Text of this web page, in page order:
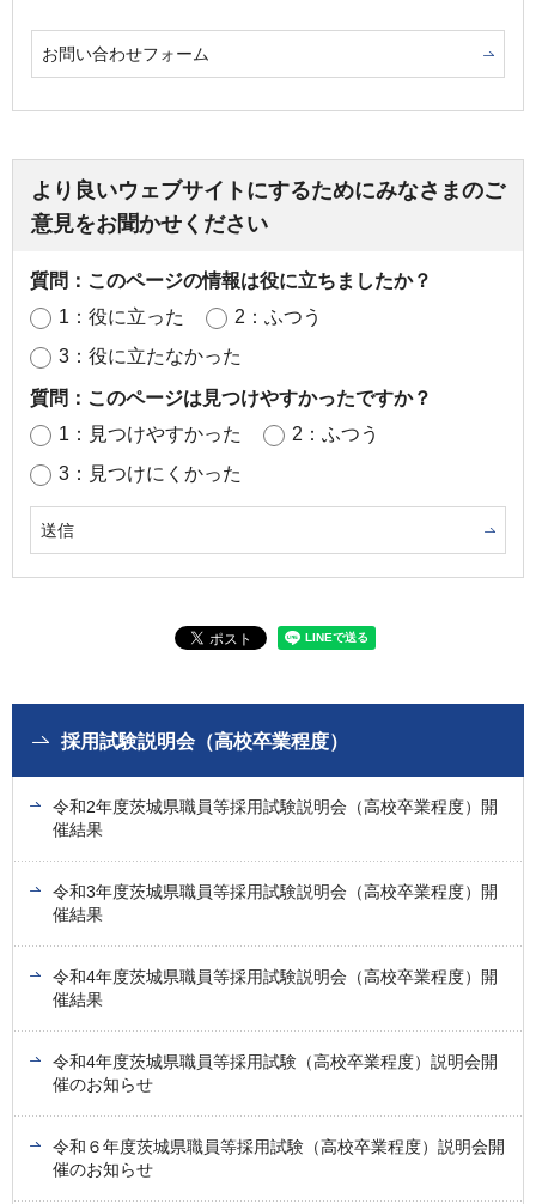
お問い合わせフォーム
より良いウェブサイトにするためにみなさまのご
意見をお聞かせください
質問：このページの情報は役に立ちましたか？
1：役に立った
2：ふつう
3：役に立たなかった
質問：このページは見つけやすかったですか？
1：見つけやすかった
2：ふつう
3：見つけにくかった
採用試験説明会（高校卒業程度）
令和2年度茨城県職員等採用試験説明会（高校卒業程度）開
催結果
令和3年度茨城県職員等採用試験説明会（高校卒業程度）開
催結果
令和4年度茨城県職員等採用試験説明会（高校卒業程度）開
催結果
令和4年度茨城県職員等採用試験（高校卒業程度）説明会開
催のお知らせ
令和６年度茨城県職員等採用試験（高校卒業程度）説明会開
催のお知らせ